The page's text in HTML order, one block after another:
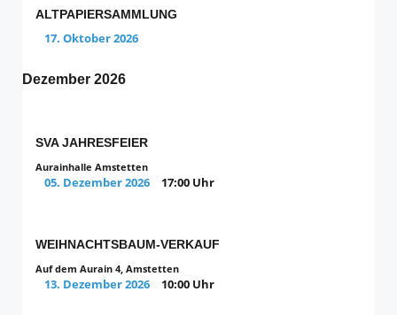
ALTPAPIERSAMMLUNG
17. Oktober 2026
Dezember 2026
SVA JAHRESFEIER
Aurainhalle Amstetten
05. Dezember 2026 17:00 Uhr
WEIHNACHTSBAUM-VERKAUF
Auf dem Aurain 4, Amstetten
13. Dezember 2026 10:00 Uhr